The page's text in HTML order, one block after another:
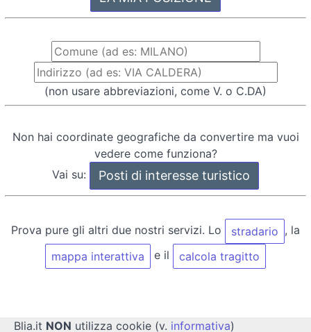
(non usare abbreviazioni, come V. o C.DA)
Non hai coordinate geografiche da convertire ma vuoi
vedere come funziona?
Vai su:
Prova pure gli altri due nostri servizi. Lo stradario , la
mappa interattiva
e il calcola tragitto
Blia.it NON utilizza cookie (v. informativa)